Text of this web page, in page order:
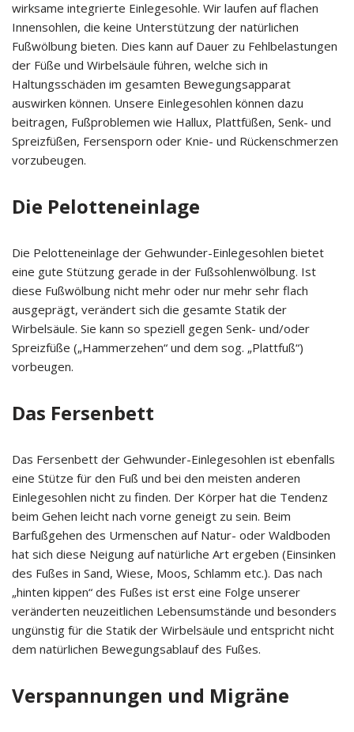
wirksame integrierte Einlegesohle. Wir laufen auf flachen
Innensohlen, die keine Unterstützung der natürlichen
Fußwölbung bieten. Dies kann auf Dauer zu Fehlbelastungen
der Füße und Wirbelsäule führen, welche sich in
Haltungsschäden im gesamten Bewegungsapparat
auswirken können. Unsere Einlegesohlen können dazu
beitragen, Fußproblemen wie Hallux, Plattfüßen, Senk- und
Spreizfüßen, Fersensporn oder Knie- und Rückenschmerzen
vorzubeugen.
Die Pelotteneinlage
Die Pelotteneinlage der Gehwunder-Einlegesohlen bietet
eine gute Stützung gerade in der Fußsohlenwölbung. Ist
diese Fußwölbung nicht mehr oder nur mehr sehr flach
ausgeprägt, verändert sich die gesamte Statik der
Wirbelsäule. Sie kann so speziell gegen Senk- und/oder
Spreizfüße („Hammerzehen“ und dem sog. „Plattfuß“)
vorbeugen.
Das Fersenbett
Das Fersenbett der Gehwunder-Einlegesohlen ist ebenfalls
eine Stütze für den Fuß und bei den meisten anderen
Einlegesohlen nicht zu finden. Der Körper hat die Tendenz
beim Gehen leicht nach vorne geneigt zu sein. Beim
Barfußgehen des Urmenschen auf Natur- oder Waldboden
hat sich diese Neigung auf natürliche Art ergeben (Einsinken
des Fußes in Sand, Wiese, Moos, Schlamm etc.). Das nach
„hinten kippen“ des Fußes ist erst eine Folge unserer
veränderten neuzeitlichen Lebensumstände und besonders
ungünstig für die Statik der Wirbelsäule und entspricht nicht
dem natürlichen Bewegungsablauf des Fußes.
Verspannungen und Migräne